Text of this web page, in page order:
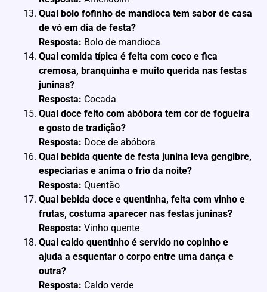
Qual bolo fofinho de mandioca tem sabor de casa
de vó em dia de festa?
Resposta: Bolo de mandioca
Qual comida típica é feita com coco e fica
cremosa, branquinha e muito querida nas festas
juninas?
Resposta: Cocada
Qual doce feito com abóbora tem cor de fogueira
e gosto de tradição?
Resposta: Doce de abóbora
Qual bebida quente de festa junina leva gengibre,
especiarias e anima o frio da noite?
Resposta: Quentão
Qual bebida doce e quentinha, feita com vinho e
frutas, costuma aparecer nas festas juninas?
Resposta: Vinho quente
Qual caldo quentinho é servido no copinho e
ajuda a esquentar o corpo entre uma dança e
outra?
Resposta: Caldo verde